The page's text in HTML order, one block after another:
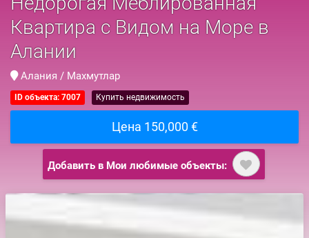
Квартира с Видом на Море в
Алании
Алания / Махмутлар
ID объекта: 7007 Купить недвижимость
Цена 150,000 €
Добавить в Мои любимые объекты: